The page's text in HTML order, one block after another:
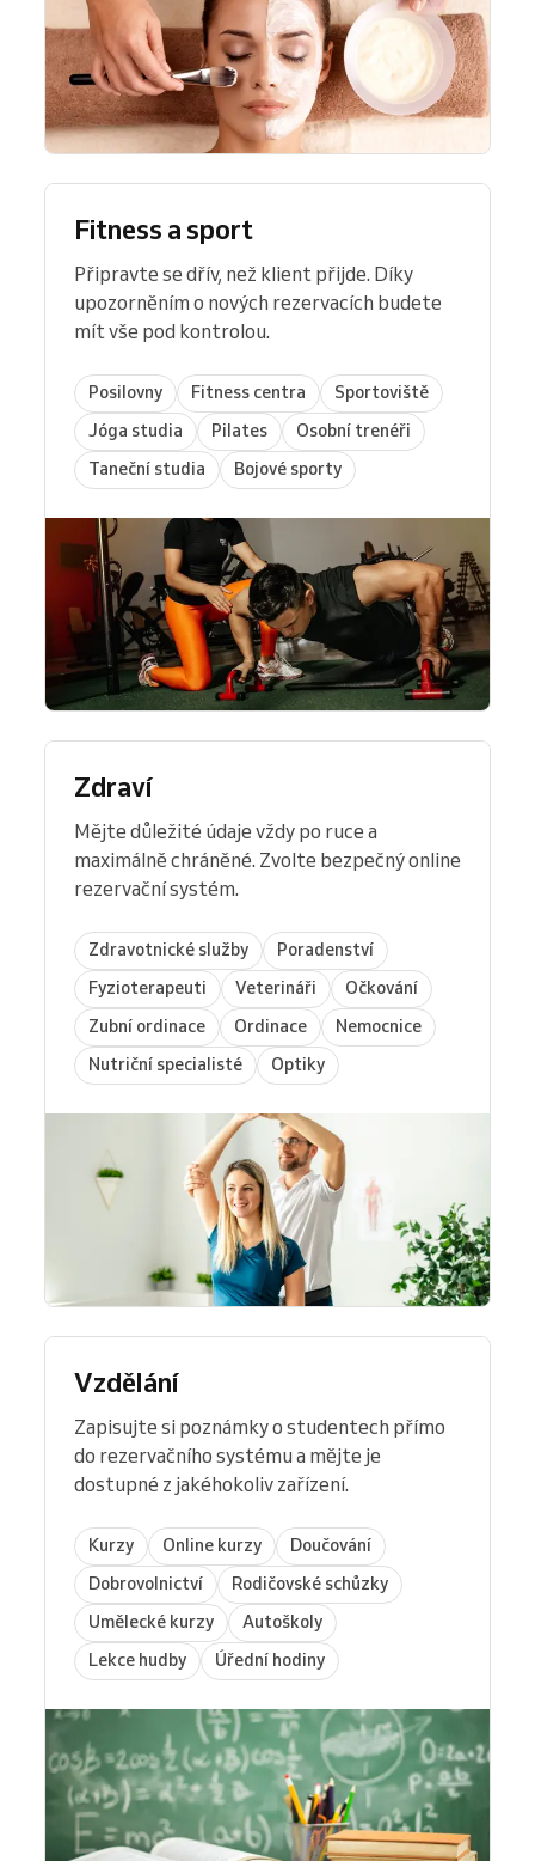
Fitness a sport
Připravte se dřív, než klient přijde. Díky
upozorněním o nových rezervacích budete
mít vše pod kontrolou.
Posilovny Fitness centra
Sportoviště
Jóga studia
Pilates
Osobní trenéři
Taneční studia
Bojové sporty
Zdraví
Mějte důležité údaje vždy po ruce a
maximálně chráněné. Zvolte bezpečný online
rezervační systém.
Zdravotnické služby
Poradenství
Fyzioterapeuti
Veterináři
Očkování
Zubní ordinace
Ordinace
Nemocnice
Nutriční specialisté
Optiky
Vzdělání
Zapisujte si poznámky o studentech přímo
do rezervačního systému a mějte je
dostupné z jakéhokoliv zařízení.
Kurzy Online kurzy
Doučování
Dobrovolnictví
Rodičovské schůzky
Umělecké kurzy
Autoškoly
Lekce hudby
Úřední hodiny